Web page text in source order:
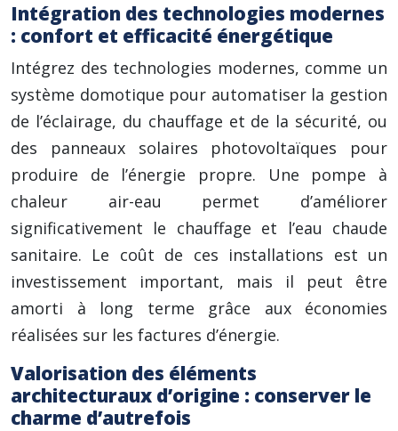
Intégration des technologies modernes
: confort et efficacité énergétique
Intégrez des technologies modernes, comme un
système domotique pour automatiser la gestion
de l’éclairage, du chauffage et de la sécurité, ou
des panneaux solaires photovoltaïques pour
produire de l’énergie propre. Une pompe à
chaleur air-eau permet d’améliorer
significativement le chauffage et l’eau chaude
sanitaire. Le coût de ces installations est un
investissement important, mais il peut être
amorti à long terme grâce aux économies
réalisées sur les factures d’énergie.
Valorisation des éléments
architecturaux d’origine : conserver le
charme d’autrefois